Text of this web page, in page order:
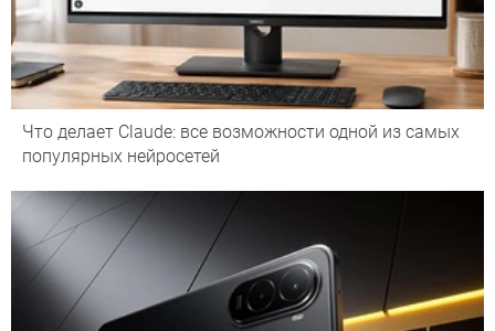
Что делает Сlaude: все возможности одной из самых
популярных нейросетей